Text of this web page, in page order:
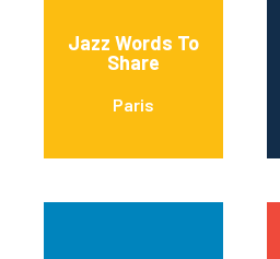
Jazz Words To
Share
Paris